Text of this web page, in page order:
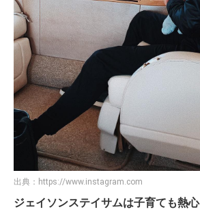
出典： https://www.instagram.com
ジェイソンステイサムは子育ても熱心